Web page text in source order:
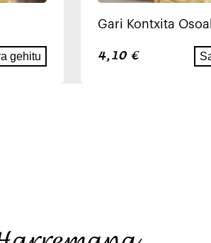
gehitu
Gari Kontxita
4,10 €